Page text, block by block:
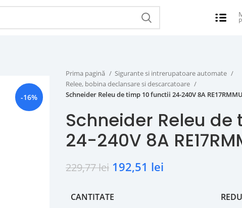
-16%
Prima pagină
Sigurante si intrerupatoare automate
Relee, bobina declansare si descarcatoare
Schneider Releu de timp 10 functii 24-240V 8A RE17RMMU
Schneider Releu de
24-240V 8A
229,77lei 192,51 lei
CANTITATE